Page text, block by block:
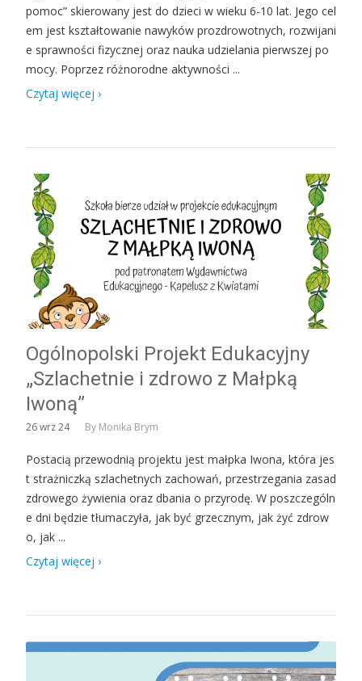
pomoc” skierowany jest do dzieci w wieku 6-10 lat. Jego cel
em jest kształtowanie nawyków prozdrowotnych, rozwijani
e sprawności fizycznej oraz nauka udzielania pierwszej po
mocy. Poprzez różnorodne aktywności ...
Czytaj więcej ›
Ogólnopolski Projekt Edukacyjny
„Szlachetnie i zdrowo z Małpką
Iwoną”
26wrz 24 By Monika Brym
Postacią przewodnią projektu jest małpka Iwona, która jes
t strażniczką szlachetnych zachowań, przestrzegania zasad
zdrowego żywienia oraz dbania o przyrodę. W poszczególn
e dni będzie tłumaczyła, jak być grzecznym, jak żyć zdrow
o, jak ...
Czytaj więcej ›